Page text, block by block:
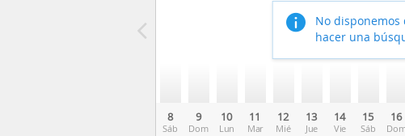
8
Sáb
9
Dom
10
Lun
11
Mar
12
Mié
13
Jue
14
Vie
15
Sáb
16
No disponemos
hacer una